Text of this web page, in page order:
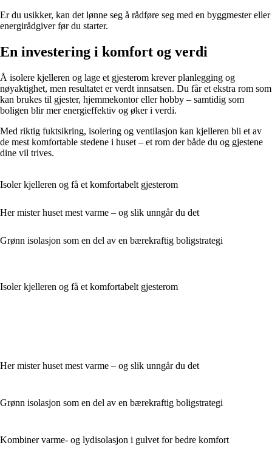
Er du usikker, kan det lønne seg å rådføre seg med en byggmester eller
energirådgiver før du starter.
En investering i komfort og verdi
Å isolere kjelleren og lage et gjesterom krever planlegging og
nøyaktighet, men resultatet er verdt innsatsen. Du får et ekstra rom som
kan brukes til gjester, hjemmekontor eller hobby – samtidig som
boligen blir mer energieffektiv og øker i verdi.
Med riktig fuktsikring, isolering og ventilasjon kan kjelleren bli et av
de mest komfortable stedene i huset – et rom der både du og gjestene
dine vil trives.
Isoler kjelleren og få et komfortabelt gjesterom
Her mister huset mest varme – og slik unngår du det
Grønn isolasjon som en del av en bærekraftig boligstrategi
Isoler kjelleren og få et komfortabelt gjesterom
Her mister huset mest varme – og slik unngår du det
Grønn isolasjon som en del av en bærekraftig boligstrategi
Kombiner varme- og lydisolasjon i gulvet for bedre komfort